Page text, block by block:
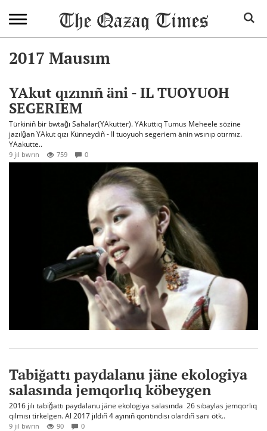
2017 Mausım
YAkut qızınıñ äni - IL TUOYUOH
SEGERIEM
Türkiniñ bir bwtağı Sahalar(YAkutter). YAkuttıq Tumus Meheele sözine
jazılğan YAkut qızı Künneydiñ - Il tuoyuoh segeriem änin wsınıp otırmız.
YAakutte..
9 jıl bwrın 759 0
Tabiğattı paydalanu jäne ekologiya
salasında jemqorlıq köbeygen
2016 jılı tabiğattı paydalanu jäne ekologiya salasında 26 sıbaylas jemqorlıq
qılmısı tirkelgen. Al 2017 jıldıñ 4 ayınıñ qorıtındısı olardıñ sanı ötk..
9 jıl bwrın 90 0